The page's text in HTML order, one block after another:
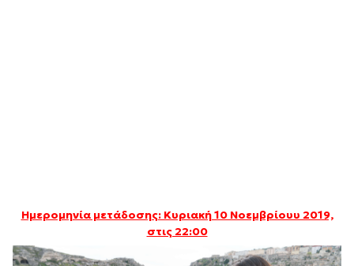
Ημερομηνία μετάδοσης: Κυριακή 10 Νοεμβρίουυ 2019,
στις 22:00